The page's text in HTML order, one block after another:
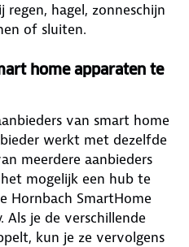
hagel, zonneschijn
of sluiten.
home apparaten te
van smart home
werkt met dezelfde
meerdere aanbieders
mogelijk een hub te
Hornbach SmartHome
je de verschillende
kun je ze vervolgens